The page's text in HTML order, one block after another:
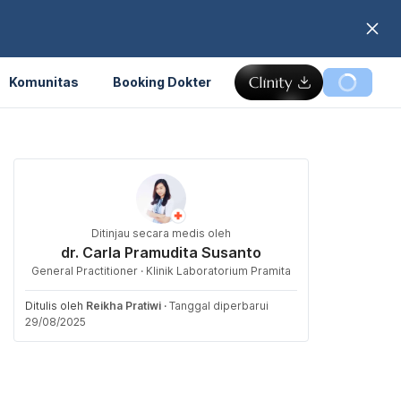
Komunitas Booking Dokter
Ditinjau secara medis oleh
dr. Carla Pramudita Susanto
General Practitioner · Klinik Laboratorium Pramita
Ditulis oleh Reikha Pratiwi · Tanggal diperbarui
29/08/2025